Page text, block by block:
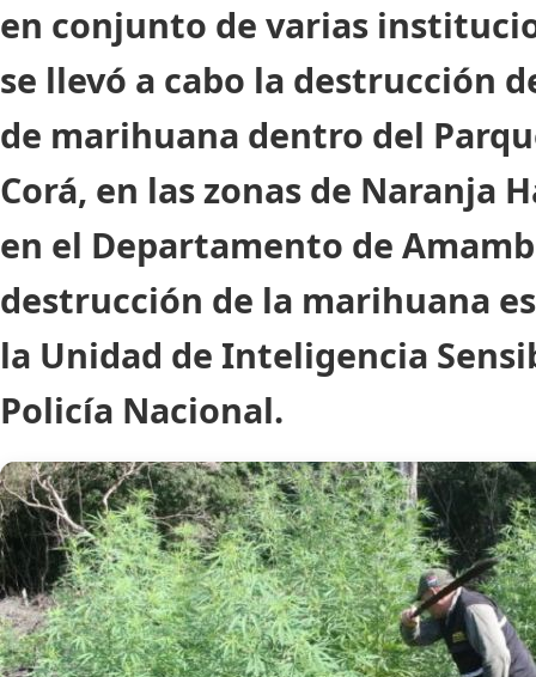
en conjunto de varias
se llevó a cabo la destrucción
de marihuana dentro del
Corá, en las zonas de Naranja
en el Departamento de
destrucción de la marihuana
la Unidad de Inteligencia
Policía Nacional.